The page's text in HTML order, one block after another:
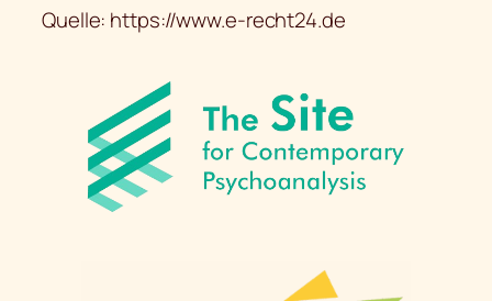
Quelle: https://www.e-recht24.de